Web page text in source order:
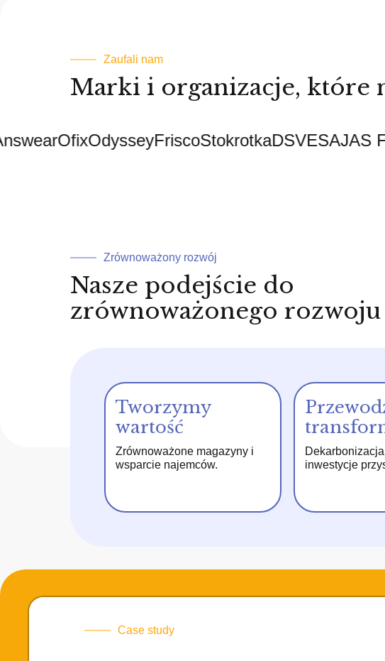
Zaufali nam
Marki i organizacje, które
OfixOdysseyFriscoStokrotkaDSVESAJAS FBG
Zrównoważony rozwój
Nasze podejście do
zrównoważonego rozwoju
Tworzymy
wartość
Zrównoważone magazyny i
wsparcie najemców.
inwestycje
Case study